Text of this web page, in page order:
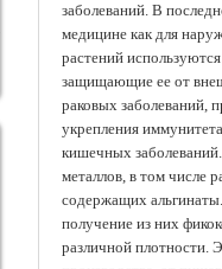
заболеваний. В
медицине как для
растений
защищающие ее от
раковых заболеваний,
укрепления
кишечных
металлов, в том числе
содержащих
получение из них
различной плотности.